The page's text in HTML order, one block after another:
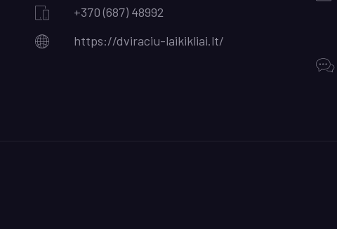
+370 (687) 48992
https://dviraciu-laikikliai.lt/